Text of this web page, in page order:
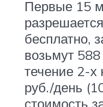
Первые 15
бесплатно,
возьмут
течение 2-х
руб./день
стоимость